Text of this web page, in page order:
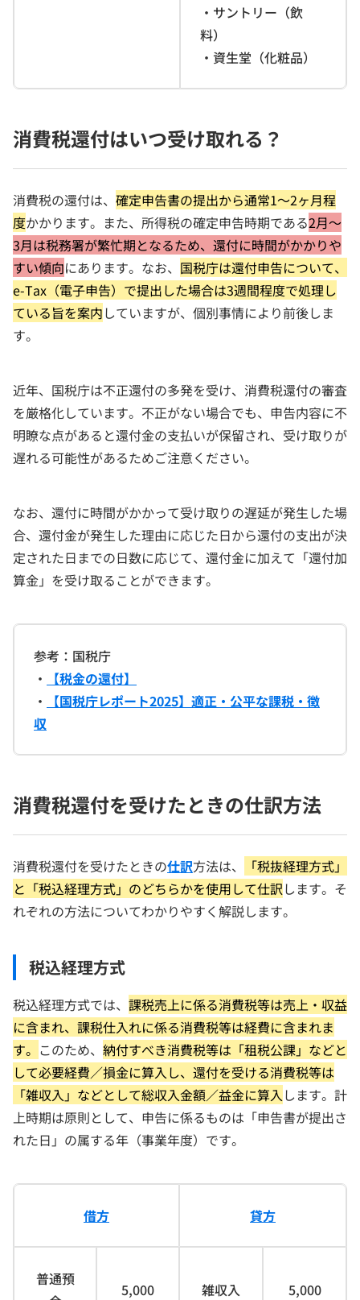
・サントリー（飲
料）
・資生堂（化粧品）
消費税還付はいつ受け取れる？
消費税の還付は、 確定申告書の提出から通常1～2ヶ月程
度かかります。また、所得税の確定申告時期である2月～
3月は税務署が繁忙期となるため、還付に時間がかかりや
すい傾向にあります。なお、 国税庁は還付申告について、
e-Tax（電子申告）で提出した場合は3週間程度で処理し
ている旨を案内していますが、個別事情により前後しま
す。
近年、国税庁は不正還付の多発を受け、消費税還付の審査
を厳格化しています。不正がない場合でも、申告内容に不
明瞭な点があると還付金の支払いが保留され、受け取りが
遅れる可能性があるためご注意ください。
なお、還付に時間がかかって受け取りの遅延が発生した場
合、還付金が発生した理由に応じた日から還付の支出が決
定された日までの日数に応じて、還付金に加えて「還付加
算金」を受け取ることができます。
参考：国税庁
・
【税金の還付】
・
【国税庁レポート2025】適正・公平な課税・徴
収
消費税還付を受けたときの仕訳方法
消費税還付を受けたときの仕訳方法は、
「税抜経理方式」
と「税込経理方式」のどちらかを使用して仕訳します。そ
れぞれの方法についてわかりやすく解説します。
税込経理方式
税込経理方式では、 課税売上に係る消費税等は売上・収益
に含まれ、課税仕入れに係る消費税等は経費に含まれま
す。 このため、 納付すべき消費税等は「租税公課」などと
して必要経費／損金に算入し、還付を受ける消費税等は
「雑収入」などとして総収入金額／益金に算入します。計
上時期は原則として、申告に係るものは「申告書が提出さ
れた日」の属する年（事業年度）です。
借方 貸方
普通預
5,000 雑収入 5,000